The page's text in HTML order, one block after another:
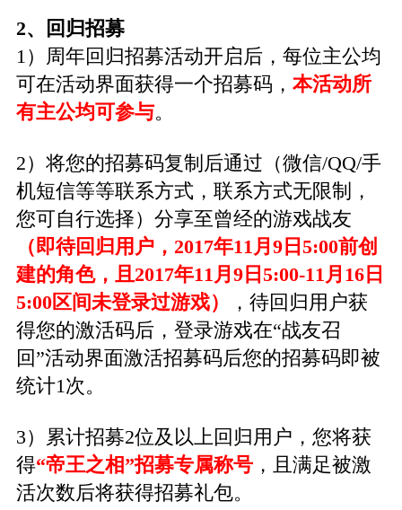
2、回归招募
1）周年回归招募活动开启后，每位主公均
可在活动界面获得一个招募码， 本活动所
有主公均可参与。
2）将您的招募码复制后通过（微信/QQ/手
机短信等等联系方式，联系方式无限制，
您可自行选择）分享至曾经的游戏战友
（即待回归用户，2017年11月9日5:00前创
建的角色，且2017年11月9日5:00-11月16日
5:00区间未登录过游戏）
，待回归用户获
得您的激活码后，登录游戏在“战友召
回”活动界面激活招募码后您的招募码即被
统计1次。
3）累计招募2位及以上回归用户，您将获
得“帝王之相”招募专属称号，且满足被激
活次数后将获得招募礼包。